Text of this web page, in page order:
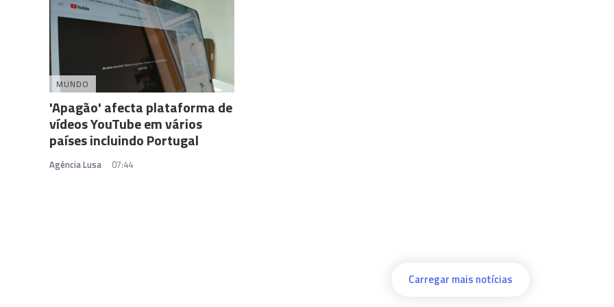
MUNDO
'Apagão' afecta plataforma de
vídeos YouTube em vários
países incluindo Portugal
Agência Lusa 07:44
Carregar mais notícias